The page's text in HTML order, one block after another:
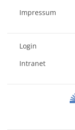
Impressum
Login
Intranet